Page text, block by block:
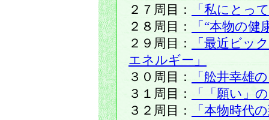
２７周目：
「私にとっ
２８周目：
「“本物の
２９周目：
「最近ビッ
エネルギー」
３０周目：
「舩井幸雄
３１周目：
「「願い」
３２周目：
「本物時代